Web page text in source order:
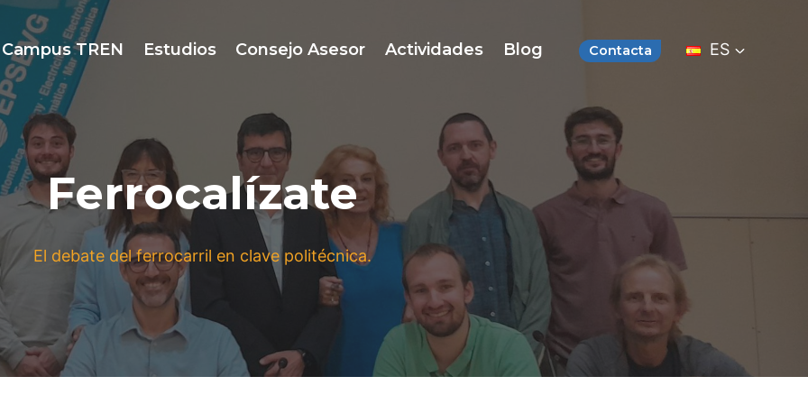
Campus TREN Estudios Consejo Asesor Actividades Blog Contacta ES
Ferrocalízate
El debate del ferrocarril en clave politécnica.